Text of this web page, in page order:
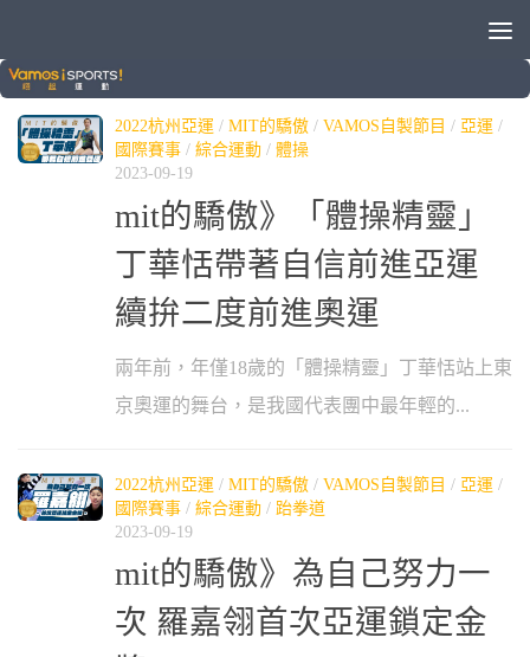
標籤：東京奧運
2022杭州亞運 / MIT的驕傲 / VAMOS自製節目 / 亞運 /
國際賽事 / 綜合運動 / 體操
2023-09-19
mit的驕傲》「體操精靈」
丁華恬帶著自信前進亞運
續拚二度前進奧運
兩年前，年僅18歲的「體操精靈」丁華恬站上東
京奧運的舞台，是我國代表團中最年輕的...
2022杭州亞運 / MIT的驕傲 / VAMOS自製節目 / 亞運 /
國際賽事 / 綜合運動 / 跆拳道
2023-09-19
mit的驕傲》為自己努力一
次 羅嘉翎首次亞運鎖定金